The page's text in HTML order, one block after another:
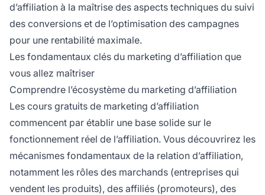
d’affiliation à la maîtrise des aspects techniques du suivi
des conversions et de l’optimisation des campagnes
pour une rentabilité maximale.
Les fondamentaux clés du marketing d’affiliation que
vous allez maîtriser
Comprendre l’écosystème du marketing d’affiliation
Les cours gratuits de marketing d’affiliation
commencent par établir une base solide sur le
fonctionnement réel de l’affiliation. Vous découvrirez les
mécanismes fondamentaux de la relation d’affiliation,
notamment les rôles des marchands (entreprises qui
vendent les produits), des affiliés (promoteurs), des